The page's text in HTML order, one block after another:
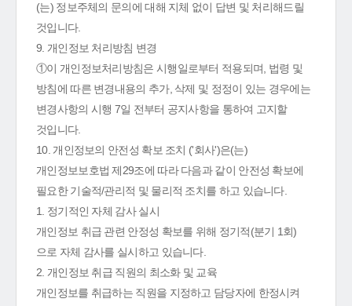
(는) 정보주체의 문의에 대해 지체 없이 답변 및 처리해드릴
것입니다.
9. 개인정보 처리방침 변경
①이 개인정보처리방침은 시행일로부터 적용되며, 법령 및
방침에 따른 변경내용의 추가, 삭제 및 정정이 있는 경우에는
변경사항의 시행 7일 전부터 공지사항을 통하여 고지할
것입니다.
10. 개인정보의 안전성 확보 조치 ('회사')은(는)
개인정보보호법 제29조에 따라 다음과 같이 안전성 확보에
필요한 기술적/관리적 및 물리적 조치를 하고 있습니다.
1. 정기적인 자체 감사 실시
개인정보 취급 관련 안정성 확보를 위해 정기적(분기 1회)
으로 자체 감사를 실시하고 있습니다.
2. 개인정보 취급 직원의 최소화 및 교육
개인정보를 취급하는 직원을 지정하고 담당자에 한정시켜